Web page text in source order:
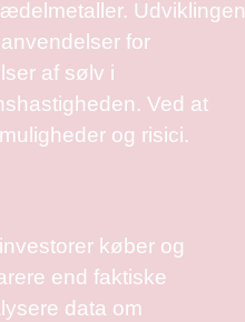
Udviklingen
for
af sølv i
Ved at
og risici.
køber og
end faktiske
data om